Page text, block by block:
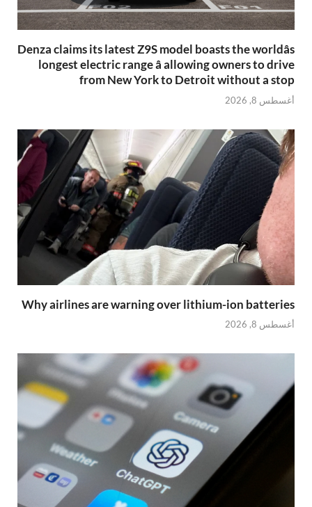
Denza claims its latest Z9S model boasts the worldâs
longest electric range â allowing owners to drive
from New York to Detroit without a stop
أغسطس 8, 2026
Why airlines are warning over lithium-ion batteries
أغسطس 8, 2026